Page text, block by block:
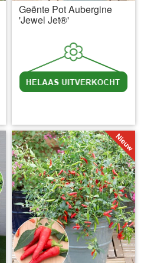
Geënte Pot Aubergine
'Jewel Jet®'